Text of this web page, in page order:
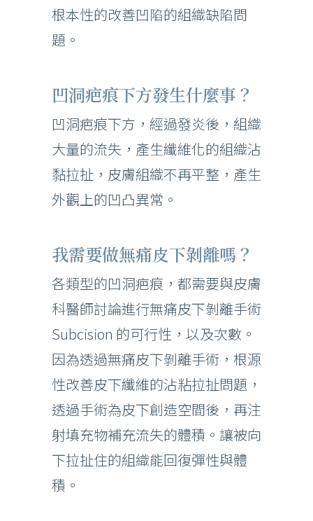
根本性的改善凹陷的組織缺陷問
題。
凹洞疤痕下方發生什麼事？
凹洞疤痕下方，經過發炎後，組織
大量的流失，產生纖維化的組織沾
黏拉扯，皮膚組織不再平整，產生
外觀上的凹凸異常。
我需要做無痛皮下剝離嗎？
各類型的凹洞疤痕，都需要與皮膚
科醫師討論進行無痛皮下剝離手術
Subcision 的可行性，以及次數。
因為透過無痛皮下剝離手術，根源
性改善皮下纖維的沾粘拉扯問題，
透過手術為皮下創造空間後，再注
射填充物補充流失的體積。讓被向
下拉扯住的組織能回復彈性與體
積。